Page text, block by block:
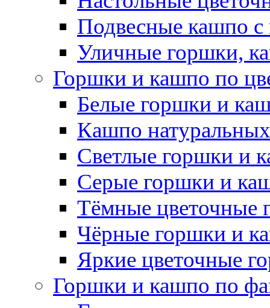
Подвесные кашпо с
Уличные горшки,
Горшки и кашпо по
Белые горшки и
Кашпо
Светлые горшки и
Серые горшки и
Тёмные цветочные
Чёрные горшки и
Яркие цветочные
Горшки и кашпо по